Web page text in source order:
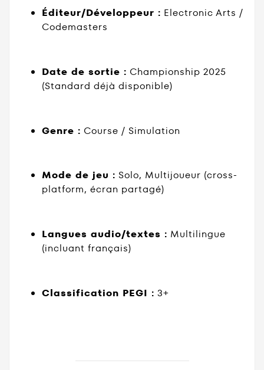
Éditeur/Développeur : Electronic Arts /
Codemasters
Date de sortie : Championship 2025
(Standard déjà disponible)
Genre : Course / Simulation
Mode de jeu : Solo, Multijoueur (cross-
platform, écran partagé)
Langues audio/textes : Multilingue
(incluant français)
Classification PEGI : 3+